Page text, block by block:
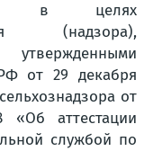
в целях
(надзора),
от 29 декабря
от
аттестации
службой по